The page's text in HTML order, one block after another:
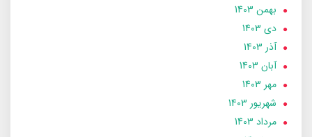
بهمن 1403
دی 1403
آذر 1403
آبان 1403
مهر 1403
شهریور 1403
مرداد 1403